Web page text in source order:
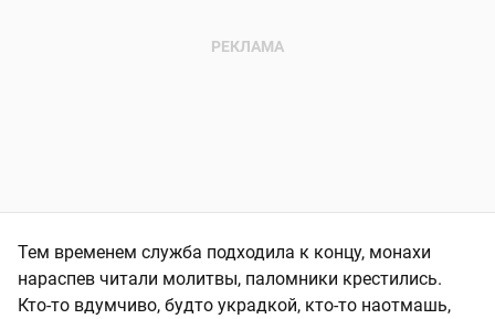
Тем временем служба подходила к концу, монахи
нараспев читали молитвы, паломники крестились.
Кто-то вдумчиво, будто украдкой, кто-то наотмашь,